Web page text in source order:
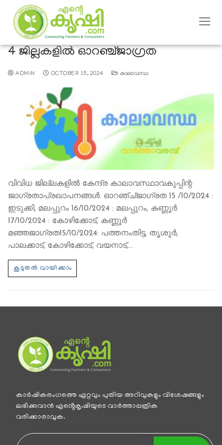
4 ജില്ലകളിൽ ഓറഞ്ച്ജാഗ്രത
ADMIN OCTOBER 15, 2024 കാലാവസ്ഥ
വിവിധ ജില്ലകളിൽ കേന്ദ്ര കാലാവസ്ഥാവകുപ്പിന്റ
ജാഗ്രതാപ്രഖാപനങ്ങള്‍. ഓറഞ്ച്ജാഗ്രത 15 /10/2024 :
ഇടുക്കി, മലപ്പുറം 16/10/2024 : മലപ്പുറം, കണ്ണൂർ
17/10/2024 : കോഴിക്കോട്, കണ്ണൂർ
മഞ്ഞജാഗ്രത15/10/2024: പത്തനംതിട്ട, തൃശൂർ,
പാലക്കാട്, കോഴിക്കോട്, വയനാട്,…
കാര്‍ഷികരംഗത്തെ ഏറ്റവും പുതിയ അറിവുകളും വിശേഷങ്ങളും
ലഭിക്കുവാന്‍ എൻ്റെകൃഷിയുടെ വാര്‍ത്താപ്പത്രിക
വരിക്കാരാവുക.